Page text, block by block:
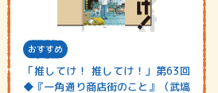
おすすめ
「推してけ！ 推してけ！」第63回
◆『一角通り商店街のこと』（武塙